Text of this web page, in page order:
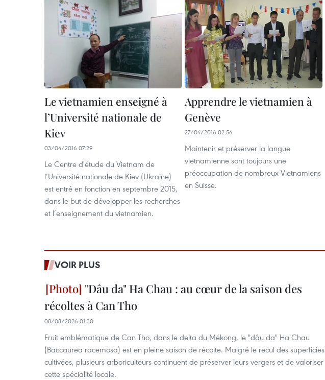
Le vietnamien enseigné à
l’Université nationale de
Kiev
03/04/2016 07:29
Le Centre d'étude du Vietnam de
l’Université nationale de Kiev (Ukraine)
est entré en fonction en septembre 2015,
dans le but de développer les recherches
et l’enseignement du vietnamien.
Apprendre le vietnamien à
Genève
27/04/2016 02:56
Maintenir et préserver la langue
vietnamienne sont toujours une
préoccupation de nombreux Vietnamiens
en Suisse.
VOIR PLUS
"Dâu da" Ha Chau : au cœur de la saison des
récoltes à Can Tho
08/08/2026 01:30
Fruit emblématique de Can Tho, dans le delta du Mékong, le "dâu da" Ha Chau
(Baccaurea racemosa) est en pleine saison de récolte. Malgré le recul des superficies
cultivées, plusieurs arboriculteurs continuent de préserver leurs vergers et de valoriser
cette spécialité locale.